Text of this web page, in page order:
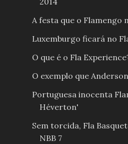
A festa que o Flamengo
Luxemburgo ficará no
O que é o Fla
O exemplo que
Portuguesa inocenta
Héverton'
Sem torcida, Fla
NBB 7